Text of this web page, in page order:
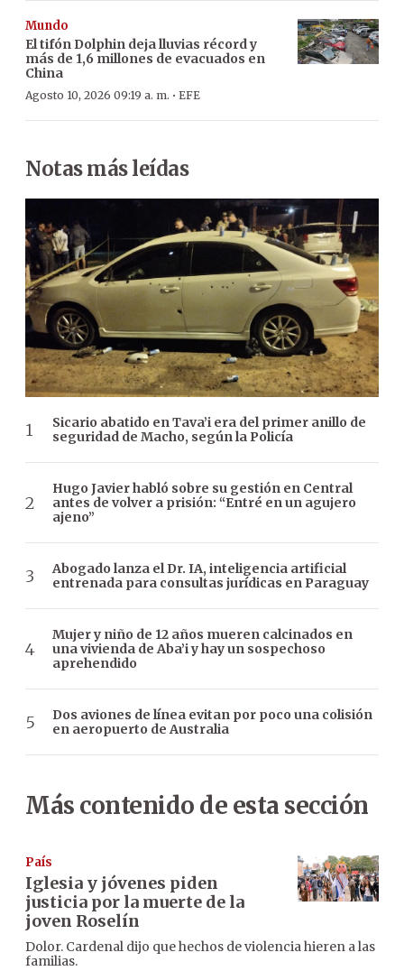
Mundo
El tifón Dolphin deja lluvias récord y
más de 1,6 millones de evacuados en
China
Agosto 10, 2026 09:19 a. m. · EFE
Notas más leídas
Sicario abatido en Tava’i era del primer anillo de
seguridad de Macho, según la Policía
Hugo Javier habló sobre su gestión en Central
antes de volver a prisión: “Entré en un agujero
ajeno”
Abogado lanza el Dr. IA, inteligencia artificial
entrenada para consultas jurídicas en Paraguay
Mujer y niño de 12 años mueren calcinados en
una vivienda de Aba’i y hay un sospechoso
aprehendido
Dos aviones de línea evitan por poco una colisión
en aeropuerto de Australia
Más contenido de esta sección
País
Iglesia y jóvenes piden
justicia por la muerte de la
joven Roselín
Dolor. Cardenal dijo que hechos de violencia hieren a las
familias.